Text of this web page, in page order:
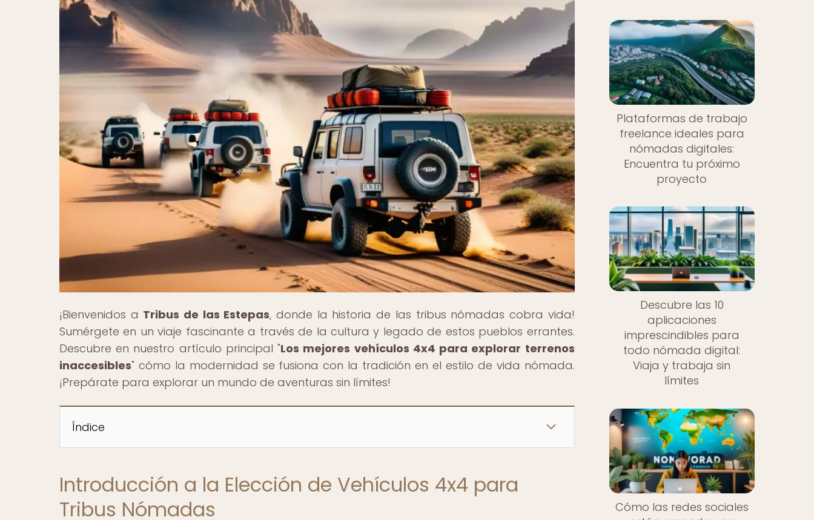
¡Bienvenidos a Tribus de las Estepas, donde la historia de las tribus nómadas cobra vida!
Sumérgete en un viaje fascinante a través de la cultura y legado de estos pueblos errantes.
Descubre en nuestro artículo principal "Los mejores vehículos 4x4 para explorar terrenos
inaccesibles" cómo la modernidad se fusiona con la tradición en el estilo de vida nómada.
¡Prepárate para explorar un mundo de aventuras sin límites!
Índice
Introducción a la Elección de Vehículos 4x4 para
Tribus Nómadas
Plataformas de trabajo
freelance ideales para
nómadas digitales:
Encuentra tu próximo
proyecto
Descubre las 10
aplicaciones
imprescindibles para
todo nómada digital:
Viaja y trabaja sin
límites
Cómo las redes sociales